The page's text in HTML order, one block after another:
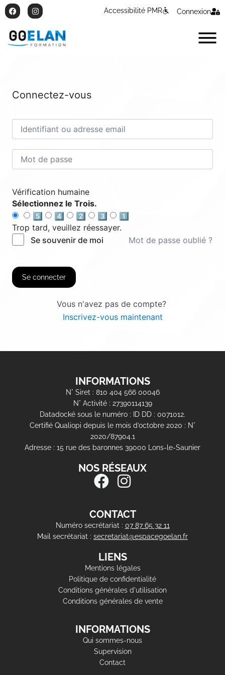
Accessibilité PMR Connexion
Connectez-vous
Vérification humaine
Sélectionnez le Trois.
5️⃣
4️⃣ 2️⃣ 3️⃣
1️⃣
Trop tard, veuillez réessayer.
Se souvenir de moi
Mot de passe oublié ?
Se connecter
Vous n'avez pas de compte?
Inscrivez-vous maintenant
INFORMATIONS
N° Siret : 810 404 566 00046
N° Activité : 27390114139
Datadocké sous le numéro : ID DD : 0071012.
Certifié Qualiopi depuis le mois d’octobre 2020 : N°
2020/87904.1
Adresse : 15 rue des baronnes 39000 Lons-le-Saunier
NOS RÉSEAUX
CONTACT
Numéro secrétariat : 07 87 65 32 11
Mail secrétariat : secretariat@espacegoelan.fr
LIENS
Mentions légales
Politique de confidentialité
Conditions générales d'utilisation
Conditions générales de vente
INFORMATIONS
Qui sommes-nous
Supervision
Contact